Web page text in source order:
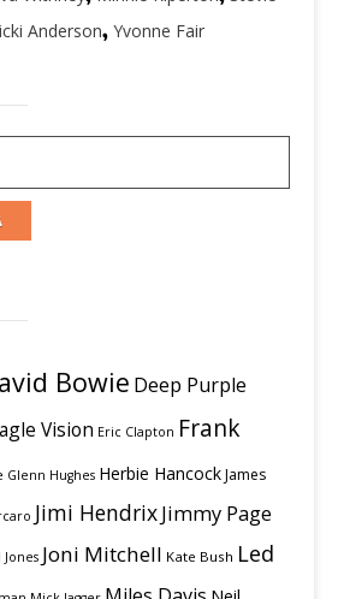
Anderson, Yvonne Fair
Bowie Deep Purple
Vision Eric Clapton Frank
Glenn Hughes Herbie HancockJames
Jimi HendrixJimmy Page
Jones Joni Mitchell Kate Bush Led